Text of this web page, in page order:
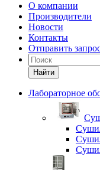
О компании
Производители
Новости
Контакты
Отправить
Найти
Лабораторное